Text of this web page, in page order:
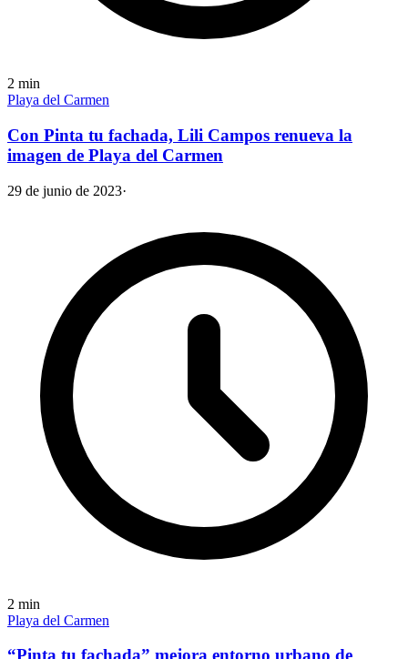
2 min
Playa del Carmen
Con Pinta tu fachada, Lili Campos renueva la
imagen de Playa del Carmen
29 de junio de 2023·
2 min
Playa del Carmen